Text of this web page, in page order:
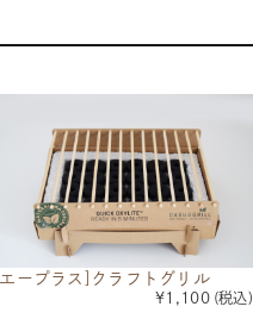
[エープラス]クラフトグリル
¥1,100 (税込)